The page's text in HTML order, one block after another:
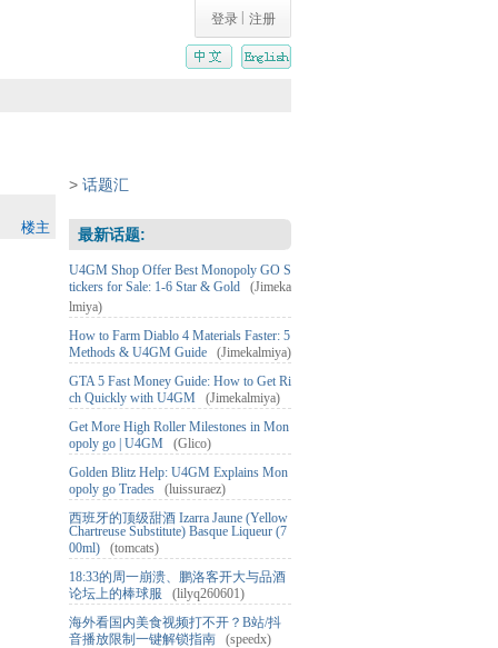
登录 注册
楼主
> 话题汇
最新话题:
U4GM Shop Offer Best Monopoly GO S
tickers for Sale: 1-6 Star & Gold
(Jimeka
lmiya)
How to Farm Diablo 4 Materials Faster: 5
Methods & U4GM Guide
(Jimekalmiya)
GTA 5 Fast Money Guide: How to Get Ri
ch Quickly with U4GM
(Jimekalmiya)
Get More High Roller Milestones in Mon
opoly go | U4GM
(Glico)
Golden Blitz Help: U4GM Explains Mon
opoly go Trades
(luissuraez)
西班牙的顶级甜酒 Izarra Jaune (Yellow
Chartreuse Substitute) Basque Liqueur (7
00ml)
(tomcats)
18:33的周一崩溃、鹏洛客开大与品酒
论坛上的棒球服
(lilyq260601)
海外看国内美食视频打不开？B站/抖
音播放限制一键解锁指南
(speedx)